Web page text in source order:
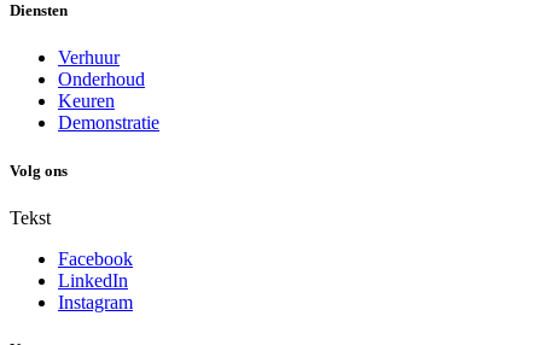
Diensten
Verhuur
Onderhoud
Keuren
Demonstratie
Volg ons
Tekst
Facebook
LinkedIn
Instagram